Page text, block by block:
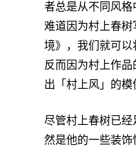
者总是从不同风格
难道因为村上春
境》，我们就可以
反而因为村上作
出「村上风」的模
尽管村上春树已
然是他的一些装